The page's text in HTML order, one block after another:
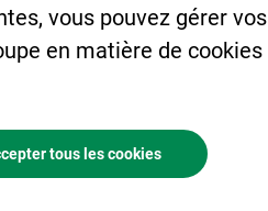
vous pouvez gérer vos
en matière de cookies
tous les cookies